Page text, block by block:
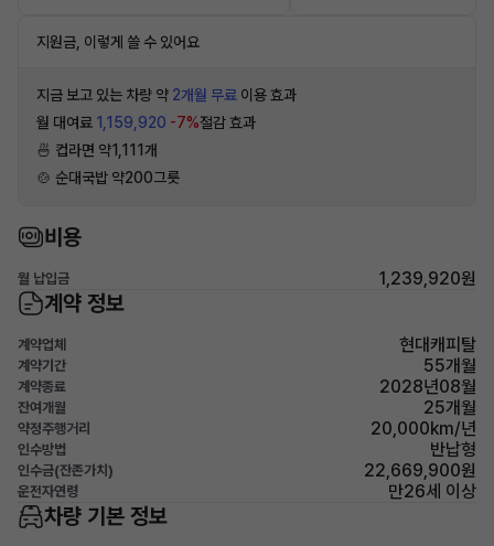
지원금, 이렇게 쓸 수 있어요
지금 보고 있는 차량 약 2개월 무료 이용 효과
월 대여료 1,159,920 -7%절감 효과
🍜 컵라면 약1,111개
🍲 순대국밥 약200그릇
비용
월 납입금 1,239,920원
계약 정보
계약업체 현대캐피탈
계약기간 55개월
계약종료 2028년08월
잔여개월 25개월
약정주행거리 20,000km/년
인수방법 반납형
인수금(잔존가치) 22,669,900원
운전자연령 만26세 이상
차량 기본 정보